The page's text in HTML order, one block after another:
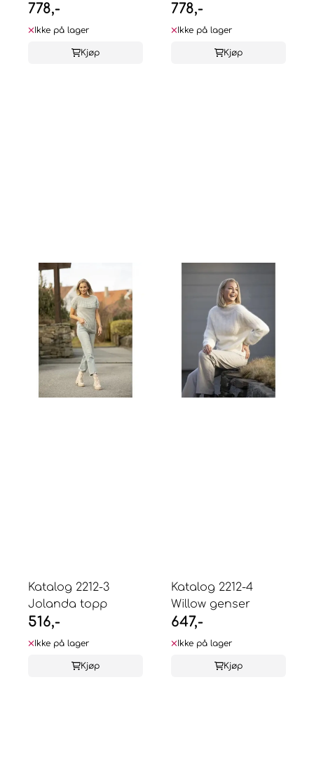
778,-
Ikke på lager
Kjøp
778,-
Ikke på lager
Kjøp
Katalog 2212-3
Jolanda topp
516,-
Ikke på lager
Kjøp
Katalog 2212-4
Willow genser
647,-
Ikke på lager
Kjøp